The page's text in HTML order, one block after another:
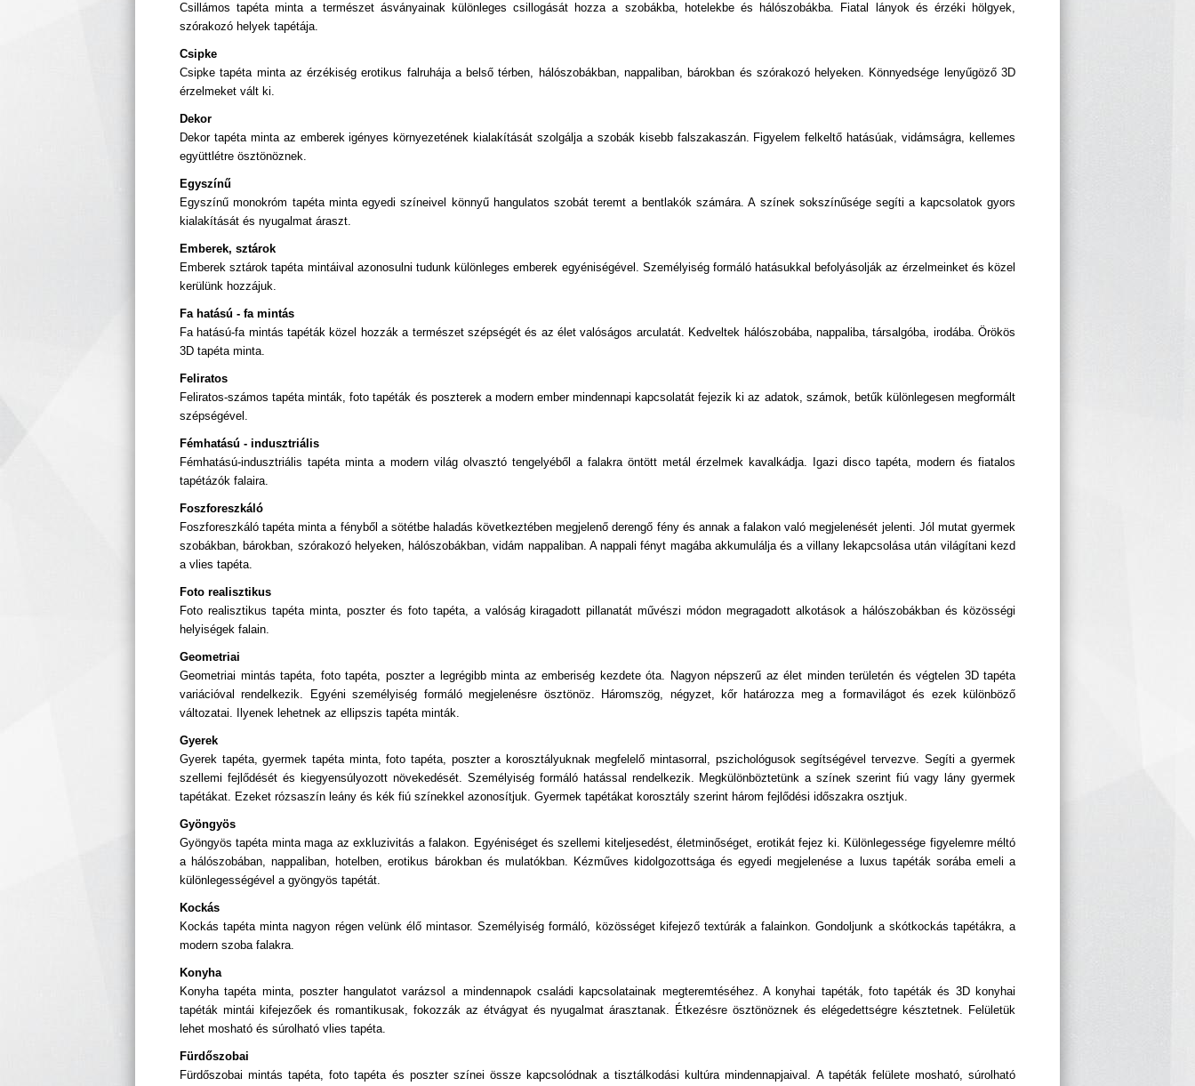
Marokkói
Rajzolt
Tájkép
Velúr Felületű
Csillámos tapéta minta a természet ásványainak különleges csillogását hozza a szobákba, hotelekbe és hálószobákba. Fiatal lányok és érzéki hölgyek,
szórakozó helyek tapétája.
Csipke
Csipke tapéta minta az érzékiség erotikus falruhája a belső térben, hálószobákban, nappaliban, bárokban és szórakozó helyeken. Könnyedsége lenyűgöző 3D
érzelmeket vált ki.
Dekor
Dekor tapéta minta az emberek igényes környezetének kialakítását szolgálja a szobák kisebb falszakaszán. Figyelem felkeltő hatásúak, vidámságra, kellemes
együttlétre ösztönöznek.
Egyszínű
Egyszínű monokróm tapéta minta egyedi színeivel könnyű hangulatos szobát teremt a bentlakók számára. A színek sokszínűsége segíti a kapcsolatok gyors
kialakítását és nyugalmat áraszt.
Emberek, sztárok
Emberek sztárok tapéta mintáival azonosulni tudunk különleges emberek egyéniségével. Személyiség formáló hatásukkal befolyásolják az érzelmeinket és közel
kerülünk hozzájuk.
Fa hatású - fa mintás
Fa hatású-fa mintás tapéták közel hozzák a természet szépségét és az élet valóságos arculatát. Kedveltek hálószobába, nappaliba, társalgóba, irodába. Örökös
3D tapéta minta.
Feliratos
Feliratos-számos tapéta minták, foto tapéták és poszterek a modern ember mindennapi kapcsolatát fejezik ki az adatok, számok, betűk különlegesen megformált
szépségével.
Fémhatású - indusztriális
Fémhatású-indusztriális tapéta minta a modern világ olvasztó tengelyéből a falakra öntött metál érzelmek kavalkádja. Igazi disco tapéta, modern és fiatalos
tapétázók falaira.
Foszforeszkáló
Foszforeszkáló tapéta minta a fényből a sötétbe haladás következtében megjelenő derengő fény és annak a falakon való megjelenését jelenti. Jól mutat gyermek
szobákban, bárokban, szórakozó helyeken, hálószobákban, vidám nappaliban. A nappali fényt magába akkumulálja és a villany lekapcsolása után világítani kezd
a vlies tapéta.
Foto realisztikus
Foto realisztikus tapéta minta, poszter és foto tapéta, a valóság kiragadott pillanatát művészi módon megragadott alkotások a hálószobákban és közösségi
helyiségek falain.
Geometriai
Geometriai mintás tapéta, foto tapéta, poszter a legrégibb minta az emberiség kezdete óta. Nagyon népszerű az élet minden területén és végtelen 3D tapéta
variációval rendelkezik. Egyéni személyiség formáló megjelenésre ösztönöz. Háromszög, négyzet, kőr határozza meg a formavilágot és ezek különböző
változatai. Ilyenek lehetnek az ellipszis tapéta minták.
Gyerek
Gyerek tapéta, gyermek tapéta minta, foto tapéta, poszter a korosztályuknak megfelelő mintasorral, pszichológusok segítségével tervezve. Segíti a gyermek
szellemi fejlődését és kiegyensúlyozott növekedését. Személyiség formáló hatással rendelkezik. Megkülönböztetünk a színek szerint fiú vagy lány gyermek
tapétákat. Ezeket rózsaszín leány és kék fiú színekkel azonosítjuk. Gyermek tapétákat korosztály szerint három fejlődési időszakra osztjuk.
Gyöngyös
Gyöngyös tapéta minta maga az exkluzivitás a falakon. Egyéniséget és szellemi kiteljesedést, életminőséget, erotikát fejez ki. Különlegessége figyelemre méltó
a hálószobában, nappaliban, hotelben, erotikus bárokban és mulatókban. Kézműves kidolgozottsága és egyedi megjelenése a luxus tapéták sorába emeli a
különlegességével a gyöngyös tapétát.
Kockás
Kockás tapéta minta nagyon régen velünk élő mintasor. Személyiség formáló, közösséget kifejező textúrák a falainkon. Gondoljunk a skótkockás tapétákra, a
modern szoba falakra.
Konyha
Konyha tapéta minta, poszter hangulatot varázsol a mindennapok családi kapcsolatainak megteremtéséhez. A konyhai tapéták, foto tapéták és 3D konyhai
tapéták mintái kifejezőek és romantikusak, fokozzák az étvágyat és nyugalmat árasztanak. Étkezésre ösztönöznek és elégedettségre késztetnek. Felületük
lehet mosható és súrolható vlies tapéta.
Fürdőszobai
Fürdőszobai mintás tapéta, foto tapéta és poszter színei össze kapcsolódnak a tisztálkodási kultúra mindennapjaival. A tapéták felülete mosható, súrolható